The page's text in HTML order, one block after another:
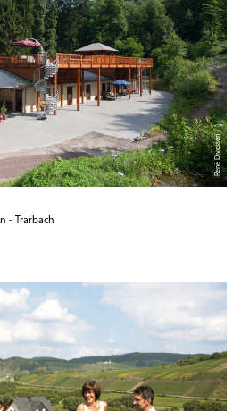
René Divossen
- Trarbach